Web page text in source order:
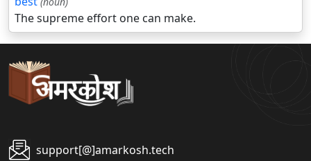
The supreme effort one can make.
support[@]amarkosh.tech